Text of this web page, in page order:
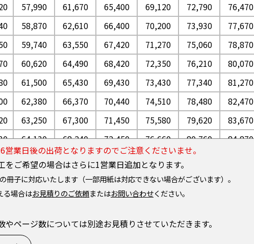
57,990 61,670 65,400 69,120 72,790 76,470
58,870 62,610 66,400 70,200 73,930 77,670
59,740 63,550 67,420 71,270 75,060 78,870
60,620 64,490 68,420 72,350 76,210 80,070
61,500 65,430 69,430 73,430 77,340 81,270
62,380 66,370 70,440 74,510 78,480 82,470
63,250 67,300 71,450 75,580 79,620 83,670
64,130 68,240 72,450 76,660 80,760 84,870
65,010 69,180 73,460 77,740 81,890
65,890 70,120 74,470 78,810 83,040
66,760 71,060 75,480 79,890
68,510
業日後の出荷となりますのでご注意くださいませ。
ご希望の場合はさらに1営業日追加となります。
冊子に対応いたします（一部用紙は対応できない場合がございます）。
る場合はお見積りのご依頼またはお問い合わせください。
やページ数については別途お見積りさせていただきます。